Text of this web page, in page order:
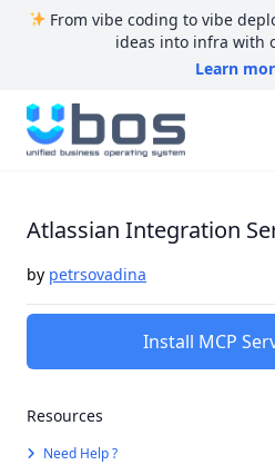
From vibe coding to vibe
ideas into infra with
Learn
UBOS
Atlassian Integration
by petrsovadina
Install MCP
Resources
Need Help ?